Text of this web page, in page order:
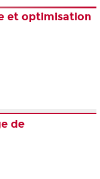
et optimisation
de